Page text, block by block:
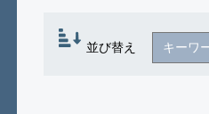
並び替え